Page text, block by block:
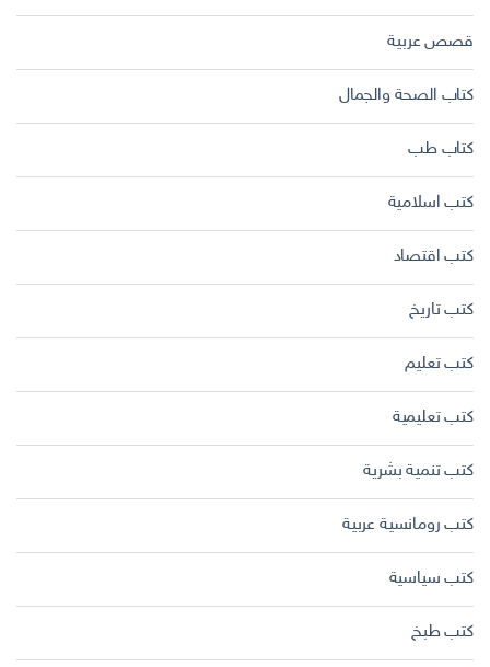
قصص عربية
كتاب الصحة والجمال
كتاب طب
كتب اسلامية
كتب اقتصاد
كتب تاريخ
كتب تعليم
كتب تعليمية
كتب تنمية بشرية
كتب رومانسية عربية
كتب سياسية
كتب طبخ